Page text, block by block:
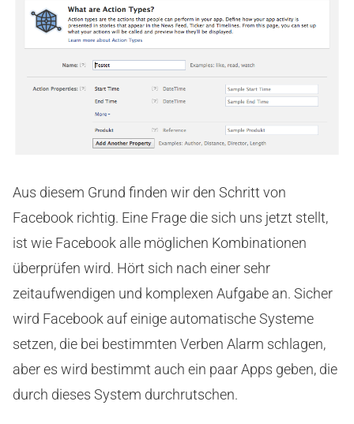
Aus diesem Grund finden wir den Schritt von
Facebook richtig. Eine Frage die sich uns jetzt stellt,
ist wie Facebook alle möglichen Kombinationen
überprüfen wird. Hört sich nach einer sehr
zeitaufwendigen und komplexen Aufgabe an. Sicher
wird Facebook auf einige automatische Systeme
setzen, die bei bestimmten Verben Alarm schlagen,
aber es wird bestimmt auch ein paar Apps geben, die
durch dieses System durchrutschen.